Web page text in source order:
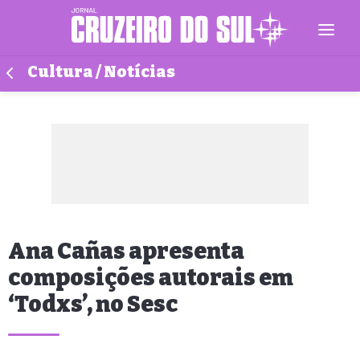
Cultura / Notícias
Ana Cañas apresenta
composições autorais em
‘Todxs’, no Sesc